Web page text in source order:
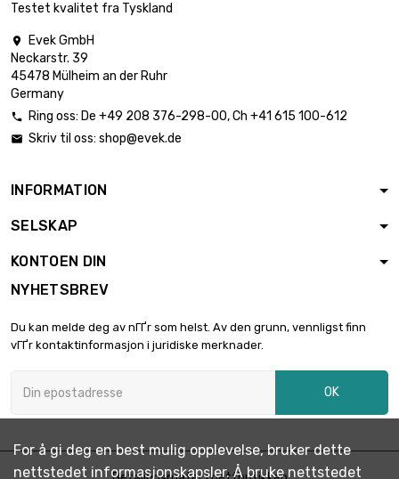
Testet kvalitet fra Tyskland

Evek GmbH
Neckarstr. 39
45478 Mülheim an der Ruhr
Germany
 Ring oss: De +49 208 376-298-00, Ch +41 615 100-612
 Skriv til oss: shop@evek.de
INFORMATION
SELSKAP
KONTOEN DIN
NYHETSBREV
Du kan melde deg av nГҐr som helst. Av den grunn, vennligst finn
vГҐr kontaktinformasjon i juridiske merknader.
OK
For å gi deg en best mulig opplevelse, bruker dette
nettstedet informasjonskapsler. Å bruke nettstedet